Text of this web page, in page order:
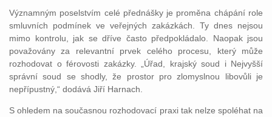
Významným poselstvím celé přednášky je proměna chápání role
smluvních podmínek ve veřejných zakázkách. Ty dnes nejsou
mimo kontrolu, jak se dříve často předpokládalo. Naopak jsou
považovány za relevantní prvek celého procesu, který může
rozhodovat o férovosti zakázky. „Úřad, krajský soud i Nejvyšší
správní soud se shodly, že prostor pro zlomyslnou libovůli je
nepřípustný,“ dodává Jiří Harnach.
S ohledem na současnou rozhodovací praxi tak nelze spoléhat na